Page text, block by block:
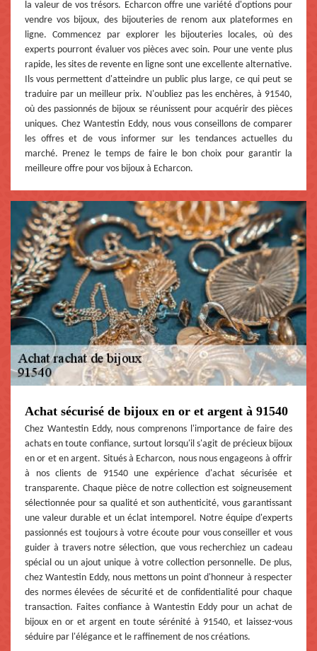
la valeur de vos trésors. Echarcon offre une variété d'options pour
vendre vos bijoux, des bijouteries de renom aux plateformes en
ligne. Commencez par explorer les bijouteries locales, où des
experts pourront évaluer vos pièces avec soin. Pour une vente plus
rapide, les sites de revente en ligne sont une excellente alternative.
Ils vous permettent d'atteindre un public plus large, ce qui peut se
traduire par un meilleur prix. N'oubliez pas les enchères, à 91540,
où des passionnés de bijoux se réunissent pour acquérir des pièces
uniques. Chez Wantestin Eddy, nous vous conseillons de comparer
les offres et de vous informer sur les tendances actuelles du
marché. Prenez le temps de faire le bon choix pour garantir la
meilleure offre pour vos bijoux à Echarcon.
Achat sécurisé de bijoux en or et argent à 91540
Chez Wantestin Eddy, nous comprenons l'importance de faire des
achats en toute confiance, surtout lorsqu'il s'agit de précieux bijoux
en or et en argent. Situés à Echarcon, nous nous engageons à offrir
à nos clients de 91540 une expérience d'achat sécurisée et
transparente. Chaque pièce de notre collection est soigneusement
sélectionnée pour sa qualité et son authenticité, vous garantissant
une valeur durable et un éclat intemporel. Notre équipe d'experts
passionnés est toujours à votre écoute pour vous conseiller et vous
guider à travers notre sélection, que vous recherchiez un cadeau
spécial ou un ajout unique à votre collection personnelle. De plus,
chez Wantestin Eddy, nous mettons un point d'honneur à respecter
des normes élevées de sécurité et de confidentialité pour chaque
transaction. Faites confiance à Wantestin Eddy pour un achat de
bijoux en or et argent en toute sérénité à 91540, et laissez-vous
séduire par l'élégance et le raffinement de nos créations.